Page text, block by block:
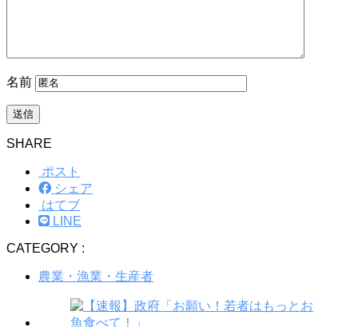
名前
SHARE
ポスト
シェア
はてブ
LINE
CATEGORY :
農業・漁業・生産者